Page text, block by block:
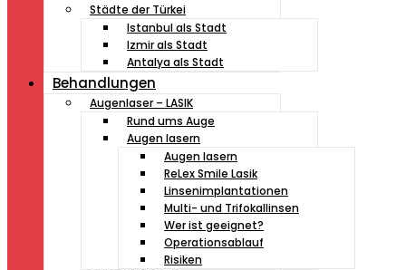
Städte der Türkei
Istanbul als Stadt
Izmir als Stadt
Antalya als Stadt
Behandlungen
Augenlaser – LASIK
Rund ums Auge
Augen lasern
Augen lasern
ReLex Smile Lasik
Linsenimplantationen
Multi- und Trifokallinsen
Wer ist geeignet?
Operationsablauf
Risiken